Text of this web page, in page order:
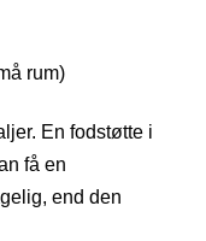
rum)
En fodstøtte i
få en
end den